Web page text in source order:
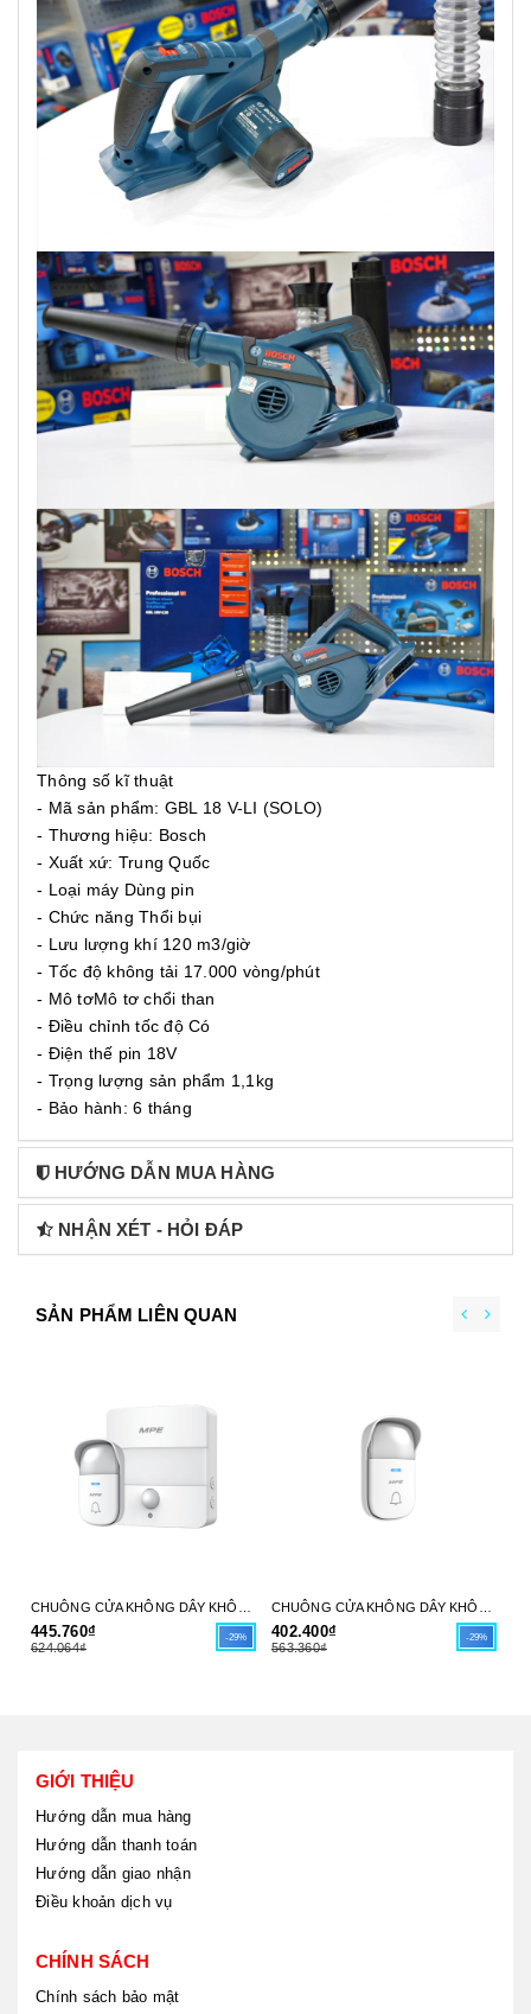
Thông số kĩ thuật
- Mã sản phẩm: GBL 18 V-LI (SOLO)
- Thương hiệu: Bosch
- Xuất xứ: Trung Quốc
- Loại máy Dùng pin
- Chức năng Thổi bụi
- Lưu lượng khí 120 m3/giờ
- Tốc độ không tải 17.000 vòng/phút
- Mô tơMô tơ chổi than
- Điều chỉnh tốc độ Có
- Điện thế pin 18V
- Trọng lượng sản phẩm 1,1kg
- Bảo hành: 6 tháng
HƯỚNG DẪN MUA HÀNG
NHẬN XÉT - HỎI ĐÁP
SẢN PHẨM LIÊN QUAN
445.760₫
624.064₫
-29% 402.400₫
563.360₫
-29%
GIỚI THIỆU
Hướng dẫn mua hàng
Hướng dẫn thanh toán
Hướng dẫn giao nhận
Điều khoản dịch vụ
CHÍNH SÁCH
Chính sách bảo mật